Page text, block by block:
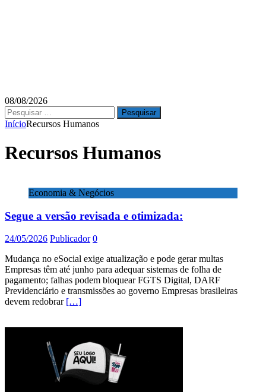
08/08/2026
Pesquisar
por:
InícioRecursos Humanos
Recursos Humanos
Economia & Negócios
Segue a versão revisada e otimizada:
24/05/2026 Publicador 0
Mudança no eSocial exige atualização e pode gerar multas
Empresas têm até junho para adequar sistemas de folha de
pagamento; falhas podem bloquear FGTS Digital, DARF
Previdenciário e transmissões ao governo Empresas brasileiras
devem redobrar […]